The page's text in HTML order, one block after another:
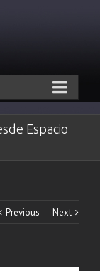
Espacio
Previous Next